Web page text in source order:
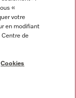
«
votre
en modifiant
Centre de
Cookies